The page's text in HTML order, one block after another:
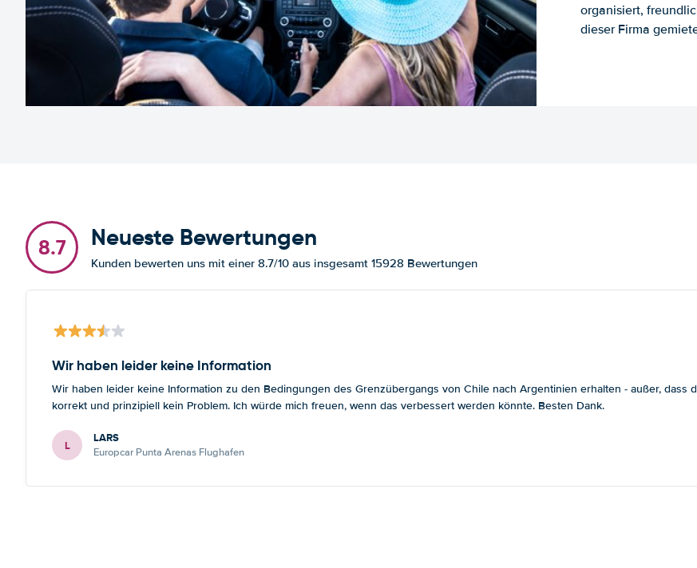
organisiert,
dieser Firma
8.7 Neueste Bewertungen
Kunden bewerten uns mit einer 8.7/10 aus insgesamt 15928 Bewertungen
Wir haben leider keine Information
Wir haben leider keine Information zu den Bedingungen des Grenzübergangs von Chile nach Argentinien erhalten - außer, dass
korrekt und prinzipiell kein Problem. Ich würde mich freuen, wenn das verbessert werden könnte. Besten Dank.
L LARS
Europcar Punta Arenas Flughafen